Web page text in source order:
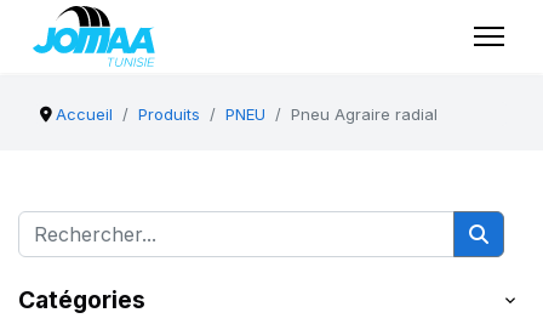
Accueil Produits PNEU Pneu Agraire radial
Catégories